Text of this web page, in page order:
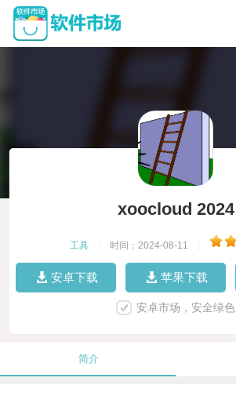
xoocloud 2024
工具 时间：2024-08-11
安卓下载 苹果下载
安卓市场，安全绿色
简介